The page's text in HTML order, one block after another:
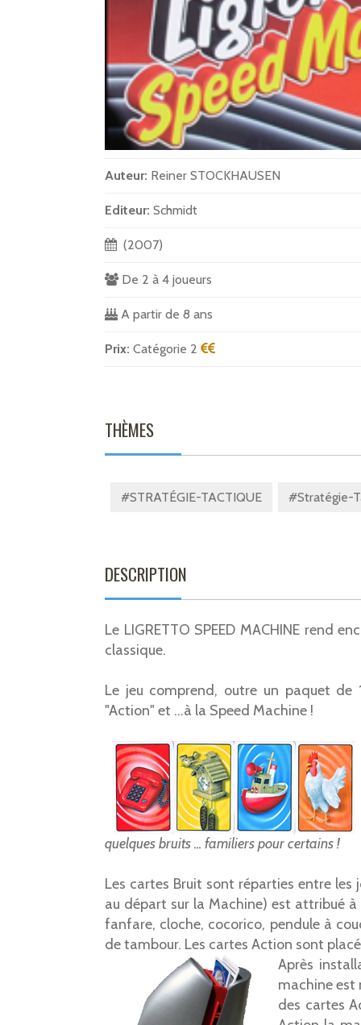
Auteur: Reiner STOCKHAUSEN
Editeur: Schmidt
(2007)
De 2 à 4 joueurs
A partir de 8 ans
Prix: Catégorie 2
THÈMES
#STRATÉGIE-TACTIQUE #Stratégie-
DESCRIPTION
Le LIGRETTO SPEED MACHINE rend
classique.
Le jeu comprend, outre un paquet
"Action" et ...à la Speed Machine !
quelques bruits ... familiers pour certains !
Les cartes Bruit sont réparties entre
au départ sur la Machine) est attribué
fanfare, cloche, cocorico, pendule à
de tambour. Les cartes Action sont
Après
machine est
des cartes